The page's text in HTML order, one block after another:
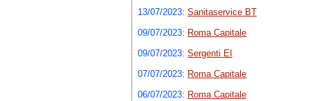
13/07/2023: Sanitaservice BT
09/07/2023: Roma Capitale
09/07/2023: Sergenti EI
07/07/2023: Roma Capitale
06/07/2023: Roma Capitale